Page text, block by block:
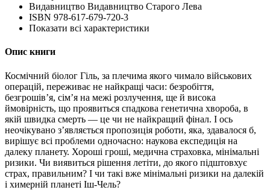
Видавництво Видавництво Старого Лева
ISBN 978-617-679-720-3
Показати всі характеристики
Опис книги
Космічний біолог Гіль, за плечима якого чимало військових
операцій, переживає не найкращі часи: безробіття,
безгрошів’я, сім’я на межі розлучення, ще й висока
ймовірність, що проявиться спадкова генетична хвороба, в
якій швидка смерть — це чи не найкращий фінал. І ось
неочікувано з’являється пропозиція роботи, яка, здавалося б,
вирішує всі проблеми одночасно: наукова експедиція на
далеку планету. Хороші гроші, медична страховка, мінімальні
ризики. Чи виявиться рішення летіти, до якого підштовхує
страх, правильним? І чи такі вже мінімальні ризики на далекій
і химерній планеті Іш-Чель?